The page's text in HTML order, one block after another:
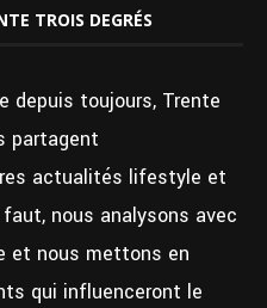
TROIS DEGRÉS
toujours, Trente
partagent
actualités lifestyle et
nous analysons avec
et nous mettons en
qui influenceront le